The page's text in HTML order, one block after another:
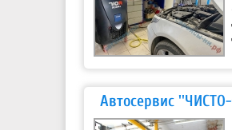
Автосервис